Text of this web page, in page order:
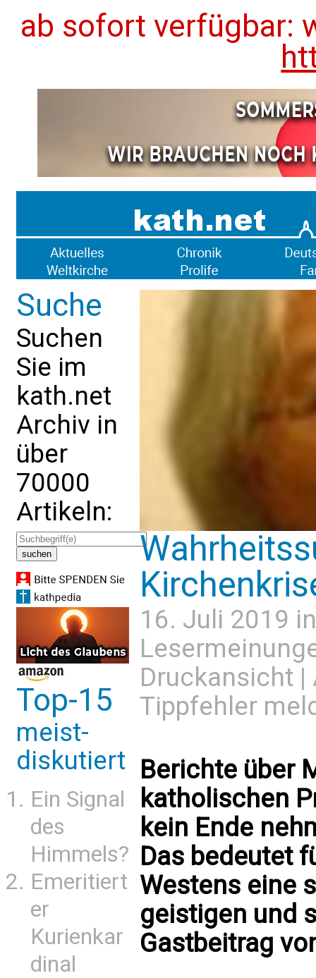
ab sofort verfügbar:
Suche
Suchen
Sie im
kath.net
Archiv in
über
70000
Artikeln:
Top-15
meist-
diskutiert
Ein Signal
des
Himmels?
Emeritiert
er
Kurienkar
dinal
16. Juli 2019
Druckansicht |
Tippfehler
Berichte über
katholischen
kein Ende
Das bedeutet
Westens eine
geistigen und
Gastbeitrag